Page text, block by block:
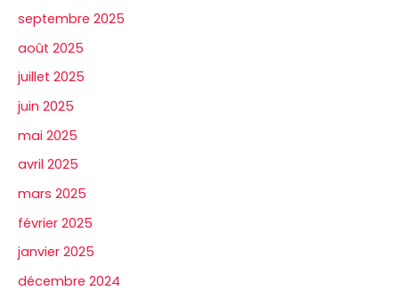
septembre 2025
août 2025
juillet 2025
juin 2025
mai 2025
avril 2025
mars 2025
février 2025
janvier 2025
décembre 2024